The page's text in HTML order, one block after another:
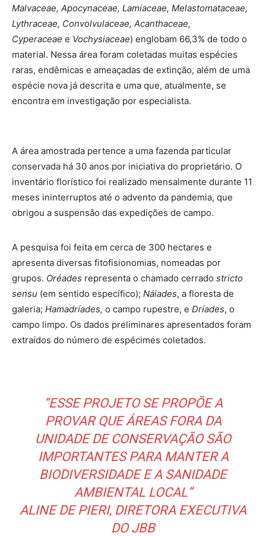
Malvaceae, Apocynaceae, Lamiaceae, Melastomataceae,
Lythraceae, Convolvulaceae, Acanthaceae,
Cyperaceae e Vochysiaceae) englobam 66,3% de todo o
material. Nessa área foram coletadas muitas espécies
raras, endêmicas e ameaçadas de extinção, além de uma
espécie nova já descrita e uma que, atualmente, se
encontra em investigação por especialista.
A área amostrada pertence a uma fazenda particular
conservada há 30 anos por iniciativa do proprietário. O
inventário florístico foi realizado mensalmente durante 11
meses ininterruptos até o advento da pandemia, que
obrigou a suspensão das expedições de campo.
A pesquisa foi feita em cerca de 300 hectares e
apresenta diversas fitofisionomias, nomeadas por
grupos. Oréades representa o chamado cerrado stricto
sensu (em sentido específico); Náiades, a floresta de
galeria; Hamadríades, o campo rupestre, e Dríades, o
campo limpo. Os dados preliminares apresentados foram
extraídos do número de espécimes coletados.
“ESSE PROJETO SE PROPÕE A
PROVAR QUE ÁREAS FORA DA
UNIDADE DE CONSERVAÇÃO SÃO
IMPORTANTES PARA MANTER A
BIODIVERSIDADE E A SANIDADE
AMBIENTAL LOCAL”
ALINE DE PIERI, DIRETORA EXECUTIVA
DO JBB